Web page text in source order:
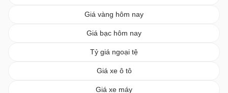
Giá vàng hôm nay
Giá bạc hôm nay
Tỷ giá ngoại tệ
Giá xe ô tô
Giá xe máy